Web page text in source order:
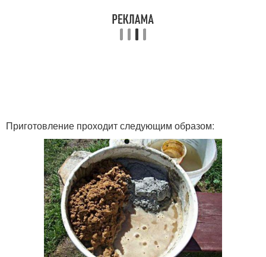
Приготовление проходит следующим образом: